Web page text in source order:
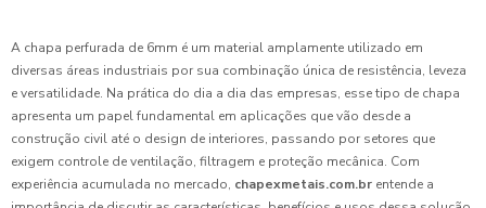
A chapa perfurada de 6mm é um material amplamente utilizado em
diversas áreas industriais por sua combinação única de resistência, leveza
e versatilidade. Na prática do dia a dia das empresas, esse tipo de chapa
apresenta um papel fundamental em aplicações que vão desde a
construção civil até o design de interiores, passando por setores que
exigem controle de ventilação, filtragem e proteção mecânica. Com
experiência acumulada no mercado, chapexmetais.com.br entende a